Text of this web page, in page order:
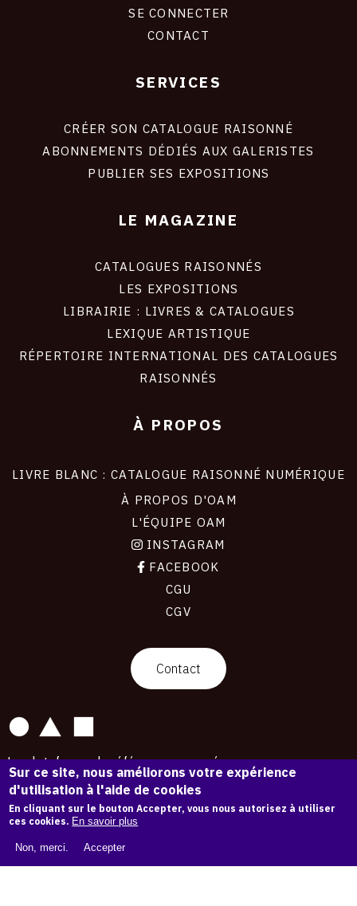
SE CONNECTER
CONTACT
SERVICES
CRÉER SON CATALOGUE RAISONNÉ
ABONNEMENTS DÉDIÉS AUX GALERISTES
PUBLIER SES EXPOSITIONS
LE MAGAZINE
CATALOGUES RAISONNÉS
LES EXPOSITIONS
LIBRAIRIE : LIVRES & CATALOGUES
LEXIQUE ARTISTIQUE
RÉPERTOIRE INTERNATIONAL DES CATALOGUES
RAISONNÉS
À PROPOS
LIVRE BLANC : CATALOGUE RAISONNÉ NUMÉRIQUE
À PROPOS D'OAM
L'ÉQUIPE OAM
INSTAGRAM
FACEBOOK
CGU
CGV
Contact
La plateforme de référence pour créer,
conserver et promouvoir l'Histoire de l'Art.
Des catalogues raisonnés aux archives
d'expositions.
43 254 œuvres d'art — 7 587 expositions
Copyright © OAM 2026. Tous droits réservés.
Sur ce site, nous améliorons votre expérience
d'utilisation à l'aide de cookies
En cliquant sur le bouton Accepter, vous nous autorisez à utiliser
ces cookies. En savoir plus
Non, merci. Accepter